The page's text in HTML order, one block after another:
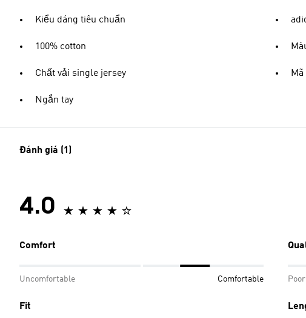
Kiểu dáng tiêu chuẩn
100% cotton
Chất vải single jersey
Ngắn tay
Đánh giá (1)
4.0
Comfort
Uncomfortable Comfortable Poor
Fit